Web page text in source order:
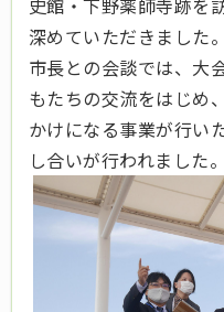
深めていただきました。
市長との会談では、大
もたちの交流をはじめ
かけになる事業が行い
し合いが行われました。